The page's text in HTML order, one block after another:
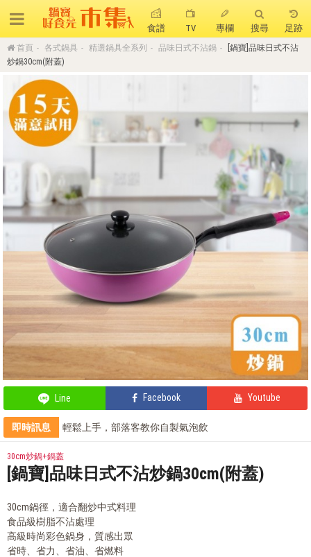
食譜 TV 專欄 搜尋 足跡
首頁 各式鍋具 精選鍋具全系列 品味日式不沾鍋
[鍋寶]品味日式不沾
炒鍋30cm(附蓋)
Line Facebook Youtube
即時訊息
輕鬆上手，部落客教你自製氣泡飲
鍋寶商品安心保證❤️
部落客的電鍋料理，蒸的很簡單
30cm炒鍋+鍋蓋
[鍋寶]品味日式不沾炒鍋30cm(附蓋)
30cm鍋徑，適合翻炒中式料理
食品級樹脂不沾處理
高級時尚彩色鍋身，質感出眾
省時、省力、省油、省燃料
熱門搜尋
聚油不沾鍋 全球通吹風機 陶瓷不沾電鍋
可微波保鮮盒 大理石不沾鍋
分隔便當盒 金鑽不沾鍋 氣炸烤箱